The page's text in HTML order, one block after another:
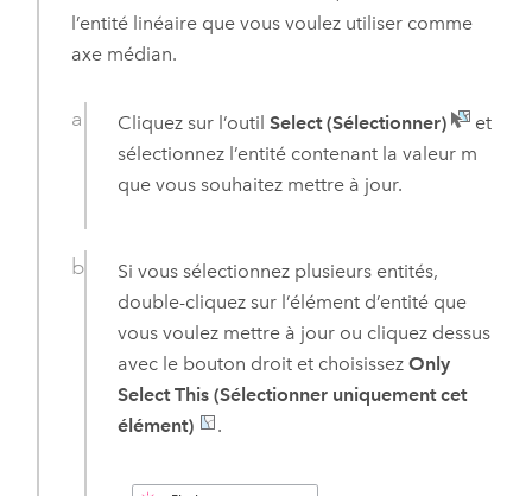
l’entité linéaire que vous voulez utiliser comme
axe médian.
Cliquez sur l’outilSelect (Sélectionner)
et
sélectionnez l’entité contenant la valeur m
que vous souhaitez mettre à jour.
Si vous sélectionnez plusieurs entités,
double-cliquez sur l’élément d’entité que
vous voulez mettre à jour ou cliquez dessus
avec le bouton droit et choisissezOnly
Select This (Sélectionner uniquement cet
élément)
.